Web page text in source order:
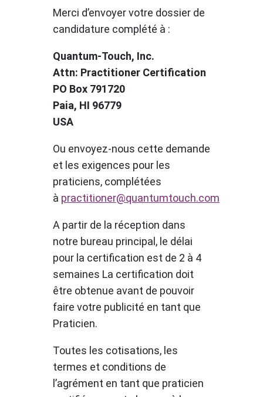
Merci d’envoyer votre dossier de
candidature complété à :
Quantum-Touch, Inc.
Attn: Practitioner Certification
PO Box 791720
Paia, HI 96779
USA
Ou envoyez-nous cette demande
et les exigences pour les
praticiens, complétées
à practitioner@quantumtouch.com
A partir de la réception dans
notre bureau principal, le délai
pour la certification est de 2 à 4
semaines La certification doit
être obtenue avant de pouvoir
faire votre publicité en tant que
Praticien.
Toutes les cotisations, les
termes et conditions de
l’agrément en tant que praticien